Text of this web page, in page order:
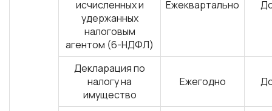
исчисленных и
удержанных
налоговым
агентом (6-НДФЛ)
Ежеквартально
Декларация по
налогу на
имущество
Ежегодно